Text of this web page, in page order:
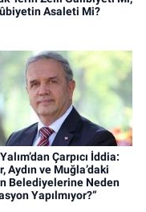
Asaleti Mi?
Çarpıcı İddia:
Aydın ve Muğla’daki
Belediyelerine Neden
Yapılmıyor?”